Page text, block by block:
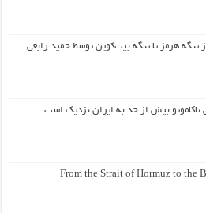
تنگه هرمز تا تنگه بیت‌کوین توسط حمید رابعی
ناکاموتو بیش از حد به ایران نزدیک است
From the Strait of Hormuz to the